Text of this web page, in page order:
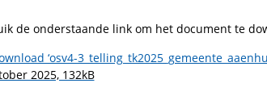
de onderstaande link om het document te
‘osv4-
2025, 132kB